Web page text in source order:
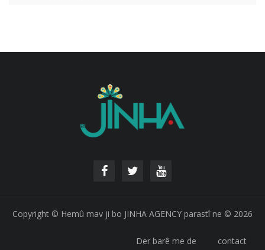
Copyright © Hemû mav ji bo JINHA AGENCY parastî ne © 2026
Der barê me de contact